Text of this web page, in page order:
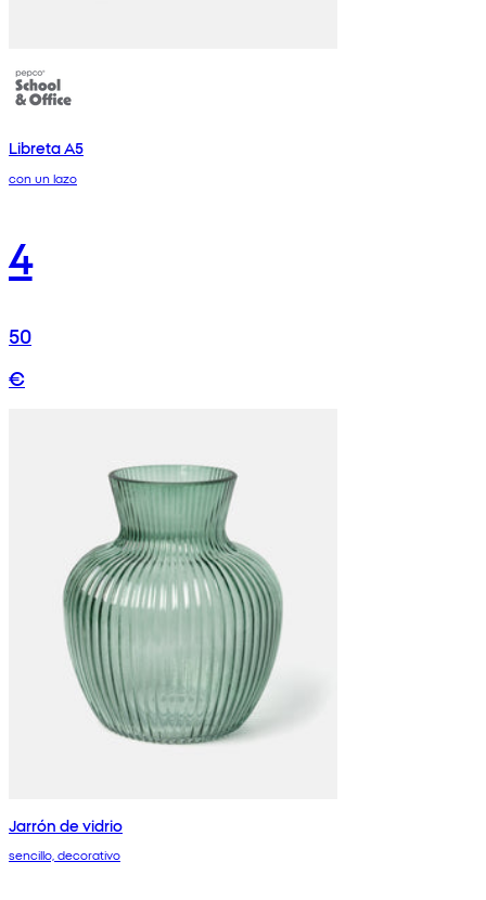
Libreta A5
con un lazo
4
50
€
Jarrón de vidrio
sencillo, decorativo